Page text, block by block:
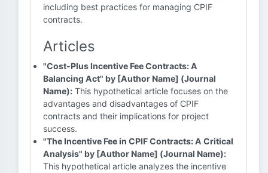
including best practices for managing CPIF
contracts.
Articles
"Cost-Plus Incentive Fee Contracts: A
Balancing Act" by [Author Name] (Journal
Name): This hypothetical article focuses on the
advantages and disadvantages of CPIF
contracts and their implications for project
success.
"The Incentive Fee in CPIF Contracts: A Critical
Analysis" by [Author Name] (Journal Name):
This hypothetical article analyzes the incentive